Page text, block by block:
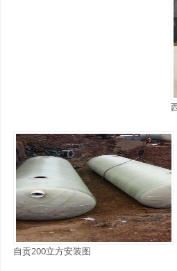
自贡200立方安装图